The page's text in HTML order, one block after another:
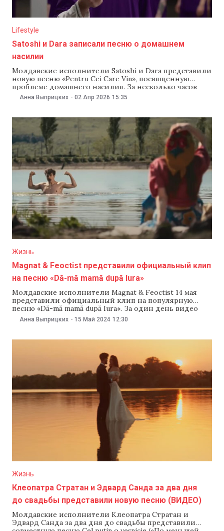
Lifestyle
Satoshi и Dara записали песню о домашнем
насилии
Молдавские исполнители Satoshi и Dara представили
новую песню «Pentru Cei Care Vin», посвященную
проблеме домашнего насилия. За несколько часов
видеоклип набрал почти 7 тыс. просмотров на
YouTube.«Почти 7 из 10 женщин в Молдове
детей становились свидетелями подобных ситуаций.
Насилие —
Анна Выприцких - 02 Апр 2026 15:35
Жизнь
Magnat & Feoctist представили официальный клип
на песню «Dă-mă mamă după Iura»
Молдавские исполнители Magnat & Feoctist 14 мая
представили официальный клип на популярную
песню «Dă-mă mamă după Iura». За один день видео
набрало на YouTube более 60 тыс. просмотров.
Анна Выприцких - 15 Май 2024 12:30
Жизнь
Клеопатра Стратан и Эдвард Санда за два дня
до свадьбы представили новую песню (ВИДЕО)
Молдавские исполнители Клеопатра Стратан и
Эдвард Санда за два дня до свадьбы представили